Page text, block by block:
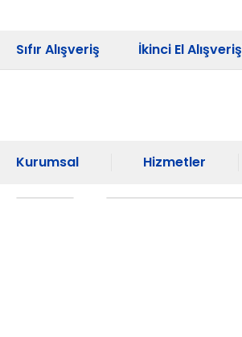
Sıfır Alışveriş İkinci El Alışveriş
Kurumsal Hizmetler